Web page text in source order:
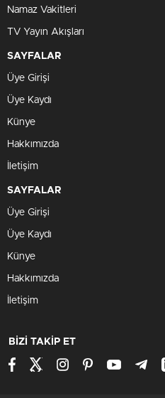
Namaz Vakitleri
TV Yayın Akışları
SAYFALAR
Üye Girişi
Üye Kaydı
Künye
Hakkımızda
İletişim
SAYFALAR
Üye Girişi
Üye Kaydı
Künye
Hakkımızda
İletişim
BİZİ TAKİP ET